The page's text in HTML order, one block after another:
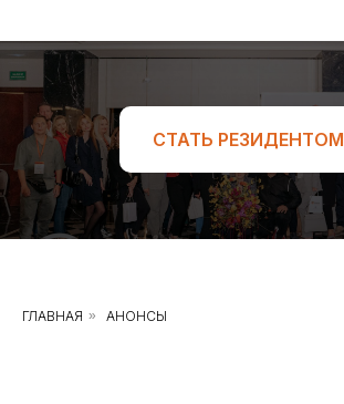
СТАТЬ РЕЗИДЕНТОМ
ГЛАВНАЯ » АНОНСЫ